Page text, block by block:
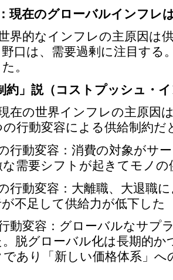
現在のグローバルインフレ
界的なインフレの主原因は
口は、需要過剰に注目する
。
約」説（ コストプッシュ・
在の世界インフレの主原因
の行動変容による供給制約だ
行動変容：消費の対象がサ
な需要シフトが起きてモノの
行動変容：大離職、大退職
不足して供給力が低下した
動変容：グローバルなサプ
脱グローバル化は長期的か
あり「新しい価格体系」へ